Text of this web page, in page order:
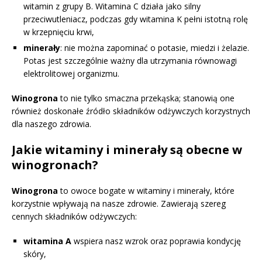
witamin z grupy B. Witamina C działa jako silny
przeciwutleniacz, podczas gdy witamina K pełni istotną rolę
w krzepnięciu krwi,
minerały: nie można zapominać o potasie, miedzi i żelazie.
Potas jest szczególnie ważny dla utrzymania równowagi
elektrolitowej organizmu.
Winogrona to nie tylko smaczna przekąska; stanowią one
również doskonałe źródło składników odżywczych korzystnych
dla naszego zdrowia.
Jakie witaminy i minerały są obecne w
winogronach?
Winogrona to owoce bogate w witaminy i minerały, które
korzystnie wpływają na nasze zdrowie. Zawierają szereg
cennych składników odżywczych:
witamina A wspiera nasz wzrok oraz poprawia kondycję
skóry,